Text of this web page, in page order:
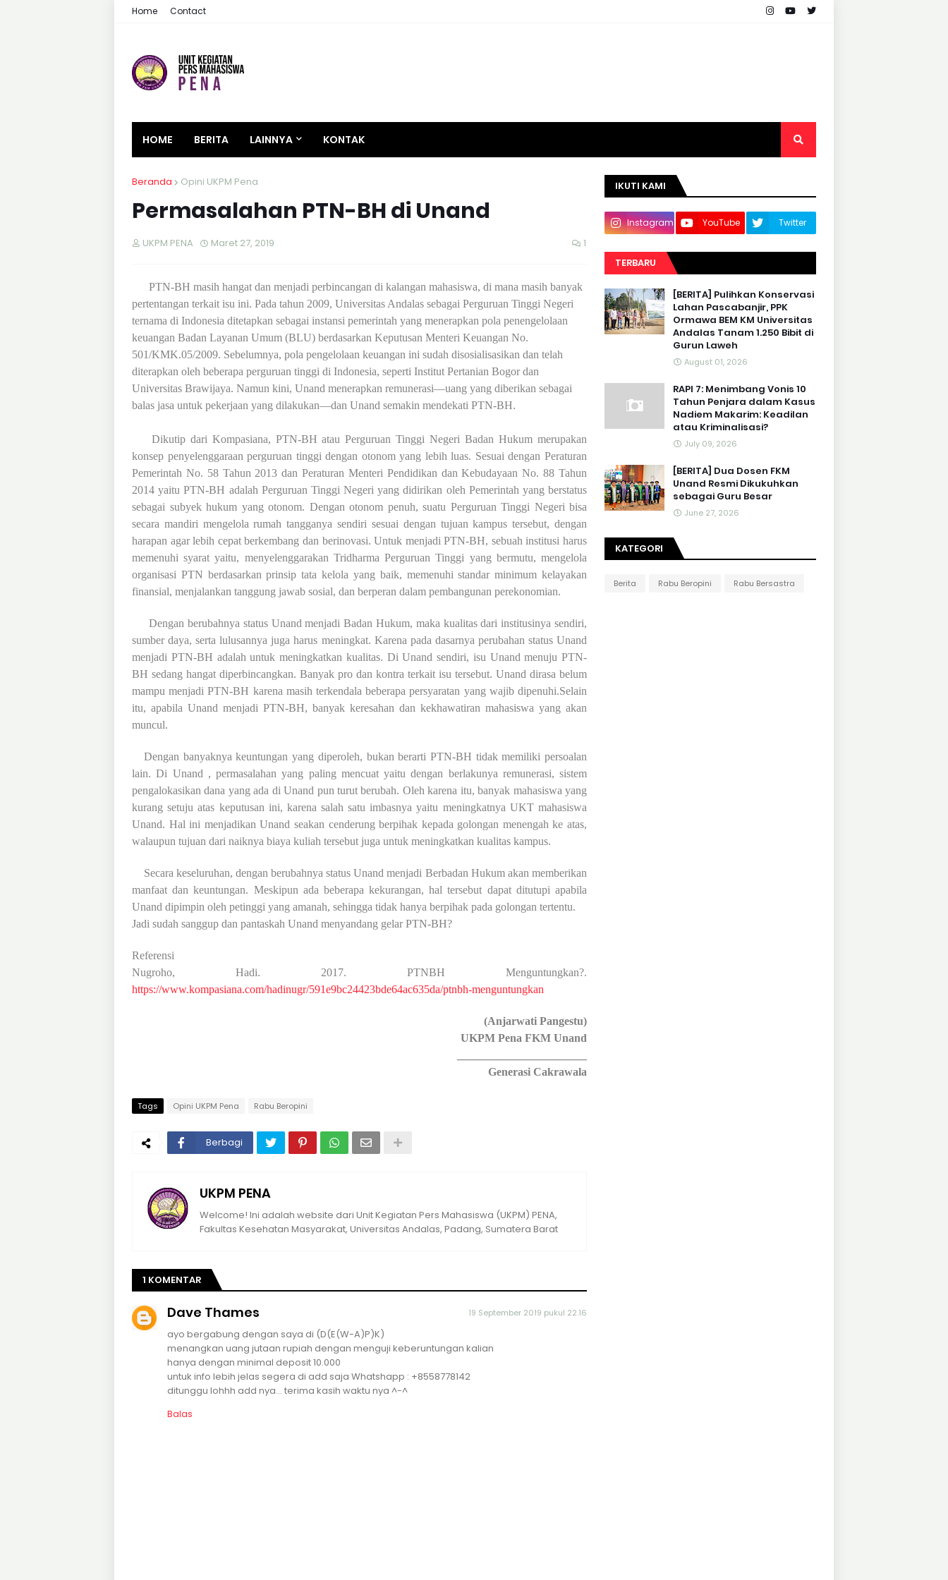
Home Contact
HOME BERITA LAINNYA KONTAK
Beranda Opini UKPM Pena
Permasalahan PTN-BH di Unand
UKPM PENA Maret 27, 2019 1
PTN-BH masih hangat dan menjadi perbincangan di kalangan mahasiswa, di mana masih banyak
pertentangan terkait isu ini. Pada tahun 2009, Universitas Andalas sebagai Perguruan Tinggi Negeri
ternama di Indonesia ditetapkan sebagai instansi pemerintah yang menerapkan pola penengelolaan
keuangan Badan Layanan Umum (BLU) berdasarkan Keputusan Menteri Keuangan No.
501/KMK.05/2009. Sebelumnya, pola pengelolaan keuangan ini sudah disosialisasikan dan telah
diterapkan oleh beberapa perguruan tinggi di Indonesia, seperti Institut Pertanian Bogor dan
Universitas Brawijaya. Namun kini, Unand menerapkan remunerasi—uang yang diberikan sebagai
balas jasa untuk pekerjaan yang dilakukan—dan Unand semakin mendekati PTN-BH.
Dikutip dari Kompasiana, PTN-BH atau Perguruan Tinggi Negeri Badan Hukum merupakan
konsep penyelenggaraan perguruan tinggi dengan otonom yang lebih luas. Sesuai dengan Peraturan
Pemerintah No. 58 Tahun 2013 dan Peraturan Menteri Pendidikan dan Kebudayaan No. 88 Tahun
2014 yaitu PTN-BH adalah Perguruan Tinggi Negeri yang didirikan oleh Pemerintah yang berstatus
sebagai subyek hukum yang otonom. Dengan otonom penuh, suatu Perguruan Tinggi Negeri bisa
secara mandiri mengelola rumah tangganya sendiri sesuai dengan tujuan kampus tersebut, dengan
harapan agar lebih cepat berkembang dan berinovasi. Untuk menjadi PTN-BH, sebuah institusi harus
memenuhi syarat yaitu, menyelenggarakan Tridharma Perguruan Tinggi yang bermutu, mengelola
organisasi PTN berdasarkan prinsip tata kelola yang baik, memenuhi standar minimum kelayakan
finansial, menjalankan tanggung jawab sosial, dan berperan dalam pembangunan perekonomian.
Dengan berubahnya status Unand menjadi Badan Hukum, maka kualitas dari institusinya sendiri,
sumber daya, serta lulusannya juga harus meningkat. Karena pada dasarnya perubahan status Unand
menjadi PTN-BH adalah untuk meningkatkan kualitas. Di Unand sendiri, isu Unand menuju PTN-
BH sedang hangat diperbincangkan. Banyak pro dan kontra terkait isu tersebut. Unand dirasa belum
mampu menjadi PTN-BH karena masih terkendala beberapa persyaratan yang wajib dipenuhi.Selain
itu, apabila Unand menjadi PTN-BH, banyak keresahan dan kekhawatiran mahasiswa yang akan
muncul.
Dengan banyaknya keuntungan yang diperoleh, bukan berarti PTN-BH tidak memiliki persoalan
lain. Di Unand , permasalahan yang paling mencuat yaitu dengan berlakunya remunerasi, sistem
pengalokasikan dana yang ada di Unand pun turut berubah. Oleh karena itu, banyak mahasiswa yang
kurang setuju atas keputusan ini, karena salah satu imbasnya yaitu meningkatnya UKT mahasiswa
Unand. Hal ini menjadikan Unand seakan cenderung berpihak kepada golongan menengah ke atas,
walaupun tujuan dari naiknya biaya kuliah tersebut juga untuk meningkatkan kualitas kampus.
Secara keseluruhan, dengan berubahnya status Unand menjadi Berbadan Hukum akan memberikan
manfaat dan keuntungan. Meskipun ada beberapa kekurangan, hal tersebut dapat ditutupi apabila
Unand dipimpin oleh petinggi yang amanah, sehingga tidak hanya berpihak pada golongan tertentu.
Jadi sudah sanggup dan pantaskah Unand menyandang gelar PTN-BH?
Referensi
Nugroho, Hadi. 2017. PTNBH Menguntungkan?.
https://www.kompasiana.com/hadinugr/591e9bc24423bde64ac635da/ptnbh-menguntungkan
(Anjarwati Pangestu)
UKPM Pena FKM Unand
Generasi Cakrawala
Tags Opini UKPM Pena Rabu Beropini
Berbagi
UKPM PENA
Welcome! Ini adalah website dari Unit Kegiatan Pers Mahasiswa (UKPM) PENA,
Fakultas Kesehatan Masyarakat, Universitas Andalas, Padang, Sumatera Barat
1 KOMENTAR
Dave Thames 19 September 2019 pukul 22.16
ayo bergabung dengan saya di (D(E(W-A)P)K)
menangkan uang jutaan rupiah dengan menguji keberuntungan kalian
hanya dengan minimal deposit 10.000
untuk info lebih jelas segera di add saja Whatshapp : +8558778142
ditunggu lohhh add nya... terima kasih waktu nya ^-^
Balas
IKUTI KAMI
Instagram YouTube Twitter
TERBARU
[BERITA] Pulihkan Konservasi
Lahan Pascabanjir, PPK
Ormawa BEM KM Universitas
Andalas Tanam 1.250 Bibit di
Gurun Laweh
August 01, 2026
RAPI 7: Menimbang Vonis 10
Tahun Penjara dalam Kasus
Nadiem Makarim: Keadilan
atau Kriminalisasi?
July 09, 2026
[BERITA] Dua Dosen FKM
Unand Resmi Dikukuhkan
sebagai Guru Besar
June 27, 2026
KATEGORI
Berita Rabu Beropini Rabu Bersastra